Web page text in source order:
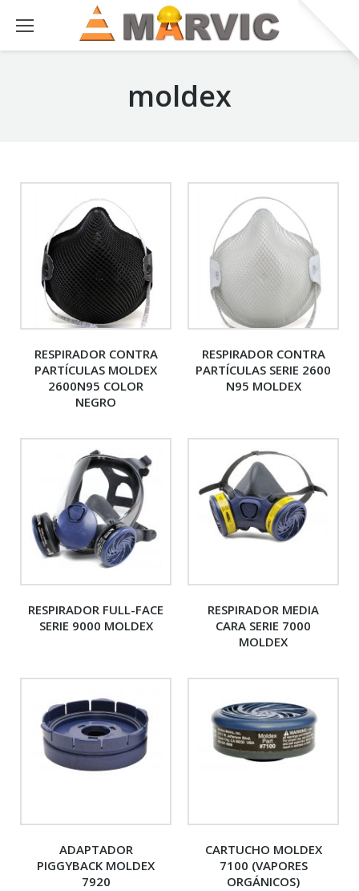
moldex
RESPIRADOR CONTRA
PARTÍCULAS MOLDEX
2600N95 COLOR
NEGRO
RESPIRADOR CONTRA
PARTÍCULAS SERIE 2600
N95 MOLDEX
RESPIRADOR FULL-FACE
SERIE 9000 MOLDEX
RESPIRADOR MEDIA
CARA SERIE 7000
MOLDEX
ADAPTADOR
PIGGYBACK MOLDEX
7920
CARTUCHO MOLDEX
7100 (VAPORES
ORGÁNICOS)